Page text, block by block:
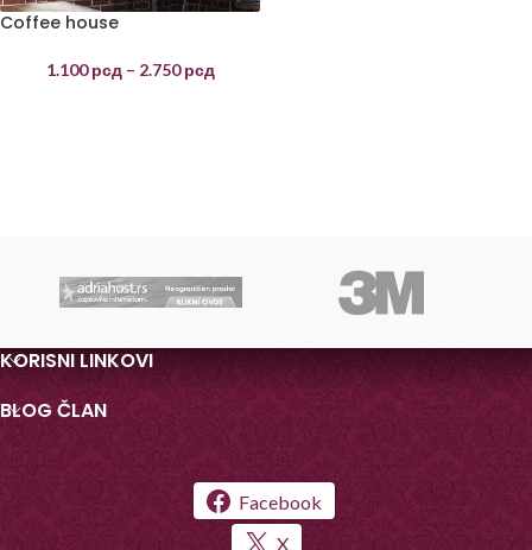
Coffee house
1.100рсд – 2.750рсд
KORISNI LINKOVI
BLOG ČLAN
Facebook
X